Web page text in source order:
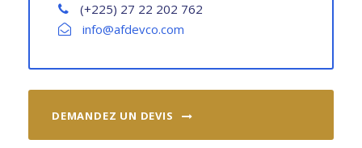
(+225) 27 22 202 762
info@afdevco.com
DEMANDEZ UN DEVIS